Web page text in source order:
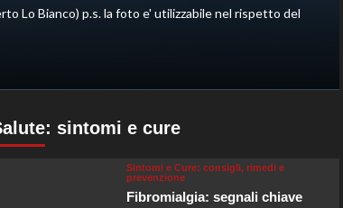
Lo Bianco) p.s. la foto e' utilizzabile nel rispetto del
sintomi e cure
Sintomi e Cure: consigli, rimedi e
prevenzione
Fibromialgia: segnali chiave